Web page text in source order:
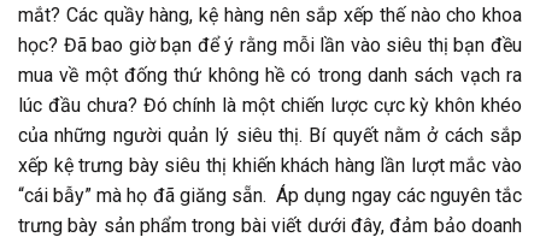
mắt? Các quầy hàng, kệ hàng nên sắp xếp thế nào cho khoa
học? Đã bao giờ bạn để ý rằng mỗi lần vào siêu thị bạn đều
mua về một đống thứ không hề có trong danh sách vạch ra
lúc đầu chưa? Đó chính là một chiến lược cực kỳ khôn khéo
của những người quản lý siêu thị. Bí quyết nằm ở cách sắp
xếp kệ trưng bày siêu thị khiến khách hàng lần lượt mắc vào
“cái bẫy” mà họ đã giăng sẵn. Áp dụng ngay các nguyên tắc
trưng bày sản phẩm trong bài viết dưới đây, đảm bảo doanh